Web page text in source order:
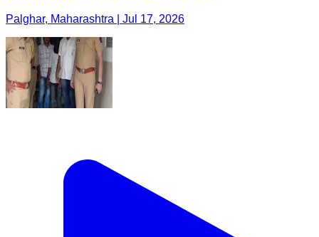
Palghar, Maharashtra | Jul 17, 2026